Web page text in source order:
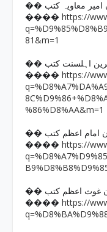
امیر معاویہ کتب
���� https://
81&m=1
اہلسنت کتب
���� https://
%86%D8%AA&m=1
امام اعظم کتب
���� https://
غوث اعظم کتب
���� https://